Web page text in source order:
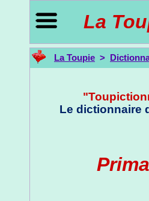
La
La Toupie >
Le dictionnaire